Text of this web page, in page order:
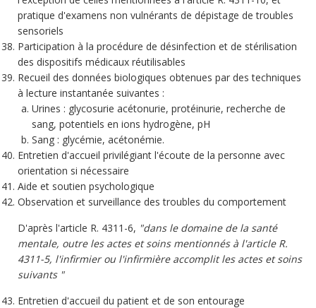
pratique d'examens non vulnérants de dépistage de troubles
sensoriels
Participation à la procédure de désinfection et de stérilisation
des dispositifs médicaux réutilisables
Recueil des données biologiques obtenues par des techniques
à lecture instantanée suivantes :
Urines : glycosurie acétonurie, protéinurie, recherche de
sang, potentiels en ions hydrogène, pH
Sang : glycémie, acétonémie.
Entretien d'accueil privilégiant l'écoute de la personne avec
orientation si nécessaire
Aide et soutien psychologique
Observation et surveillance des troubles du comportement
D'après l'article R. 4311-6, "dans le domaine de la santé
mentale, outre les actes et soins mentionnés à l'article R.
4311-5, l'infirmier ou l'infirmière accomplit les actes et soins
suivants "
Entretien d'accueil du patient et de son entourage